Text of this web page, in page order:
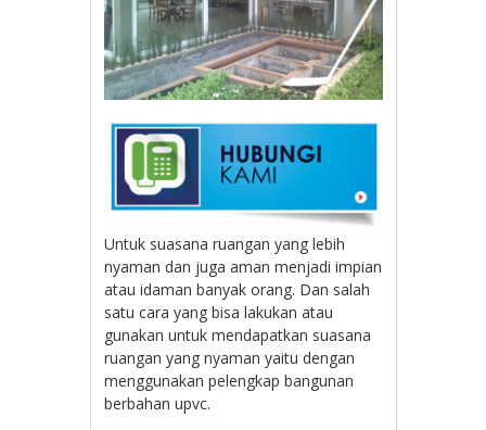
Untuk suasana ruangan yang lebih
nyaman dan juga aman menjadi impian
atau idaman banyak orang. Dan salah
satu cara yang bisa lakukan atau
gunakan untuk mendapatkan suasana
ruangan yang nyaman yaitu dengan
menggunakan pelengkap bangunan
berbahan upvc.